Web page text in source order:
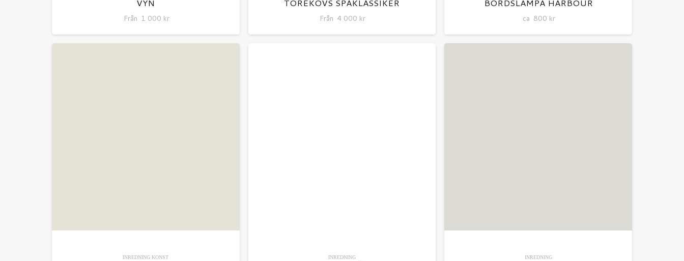
VYN
Från 1 000 kr
TOREKOVS SPAKLASSIKER
Från 4 000 kr
BORDSLAMPA HARBOUR
ca 800 kr
INREDNING KONST INREDNING INREDNING